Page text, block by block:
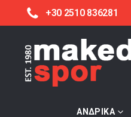
+30 2510 836281
ΑΝΔΡΙΚΑ